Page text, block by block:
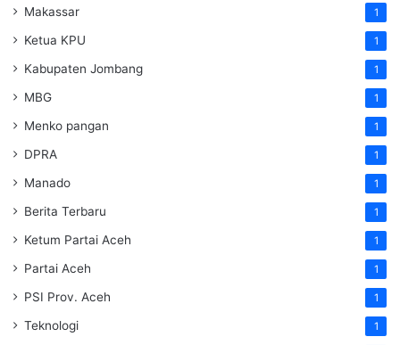
Makassar 1
Ketua KPU 1
Kabupaten Jombang 1
MBG 1
Menko pangan 1
DPRA 1
Manado 1
Berita Terbaru 1
Ketum Partai Aceh 1
Partai Aceh 1
PSI Prov. Aceh 1
Teknologi 1